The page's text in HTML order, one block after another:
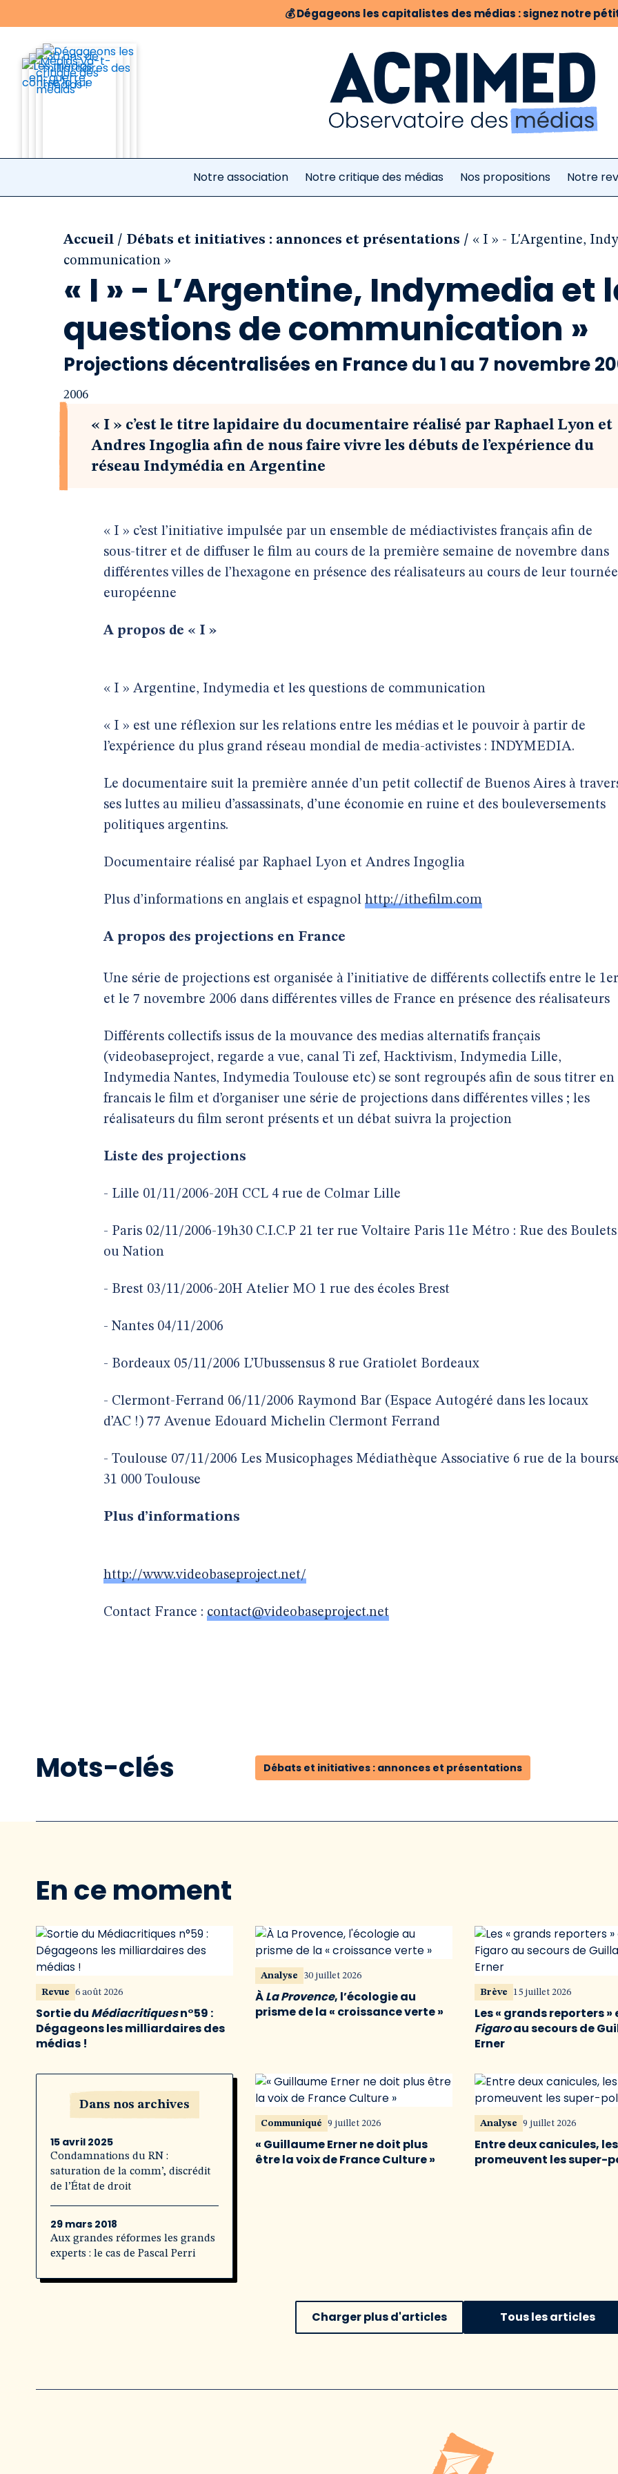
💰Dégageons les capitalistes des médias : signez notre
Notre association Notre critique des médias Nos propositions Notre
Accueil / Débats et initiatives : annonces et présentations / « I » - L'Argentine,
communication »
« I » - L’Argentine, Indymedia et
questions de communication »
Projections décentralisées en France du 1 au 7 novembre
2006
« I » c’est le titre lapidaire du documentaire réalisé par Raphael Lyon et
Andres Ingoglia afin de nous faire vivre les débuts de l’expérience du
réseau Indymédia en Argentine
« I » c’est l’initiative impulsée par un ensemble de médiactivistes français afin de
sous-titrer et de diffuser le film au cours de la première semaine de novembre dans
différentes villes de l’hexagone en présence des réalisateurs au cours de leur tournée
européenne
A propos de « I »
« I » Argentine, Indymedia et les questions de communication
« I » est une réflexion sur les relations entre les médias et le pouvoir à partir de
l’expérience du plus grand réseau mondial de media-activistes : INDYMEDIA.
Le documentaire suit la première année d’un petit collectif de Buenos Aires à
ses luttes au milieu d’assassinats, d’une économie en ruine et des bouleversements
politiques argentins.
Documentaire réalisé par Raphael Lyon et Andres Ingoglia
Plus d’informations en anglais et espagnol http://ithefilm.com
A propos des projections en France
Une série de projections est organisée à l’initiative de différents collectifs entre le 1er
et le 7 novembre 2006 dans différentes villes de France en présence des réalisateurs
Différents collectifs issus de la mouvance des medias alternatifs français
(videobaseproject, regarde a vue, canal Ti zef, Hacktivism, Indymedia Lille,
Indymedia Nantes, Indymedia Toulouse etc) se sont regroupés afin de sous titrer en
francais le film et d’organiser une série de projections dans différentes villes ; les
réalisateurs du film seront présents et un débat suivra la projection
Liste des projections
- Lille 01/11/2006-20H CCL 4 rue de Colmar Lille
- Paris 02/11/2006-19h30 C.I.C.P 21 ter rue Voltaire Paris 11e Métro : Rue des Boulets
ou Nation
- Brest 03/11/2006-20H Atelier MO 1 rue des écoles Brest
- Nantes 04/11/2006
- Bordeaux 05/11/2006 L’Ubussensus 8 rue Gratiolet Bordeaux
- Clermont-Ferrand 06/11/2006 Raymond Bar (Espace Autogéré dans les locaux
d’AC !) 77 Avenue Edouard Michelin Clermont Ferrand
- Toulouse 07/11/2006 Les Musicophages Médiathèque Associative 6 rue de la
31 000 Toulouse
Plus d’informations
http://www.videobaseproject.net/
Contact France : contact@videobaseproject.net
Mots-clés Débats et initiatives : annonces et présentations
En ce moment
Revue 6 août 2026
Sortie du Médiacritiquesn°59 :
Dégageons les milliardaires des
médias !
Analyse 30 juillet 2026
ÀLa Provence, l’écologie au
prisme de la « croissance verte »
Brève 15 juillet 2026
Les « grands reporters »
Figaroau secours de
Erner
Dans nos archives
15 avril 2025
Condamnations du RN :
saturation de la comm’, discrédit
de l’État de droit
29 mars 2018
Aux grandes réformes les grands
experts : le cas de Pascal Perri
Communiqué 9 juillet 2026
« Guillaume Erner ne doit plus
être la voix de France Culture »
Analyse 9 juillet 2026
Entre deux canicules,
promeuvent les super-
Charger plus d'articles Tous les articles